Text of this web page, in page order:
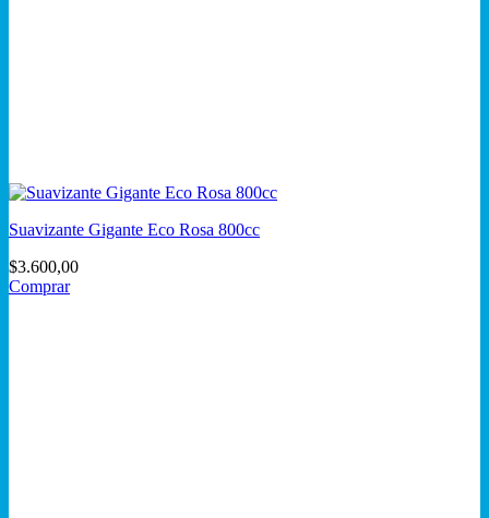
Suavizante Gigante Eco Rosa 800cc
$3.600,00
Comprar